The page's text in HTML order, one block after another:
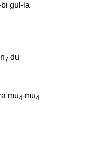
bi gul-la
7 du
mu4-mu4